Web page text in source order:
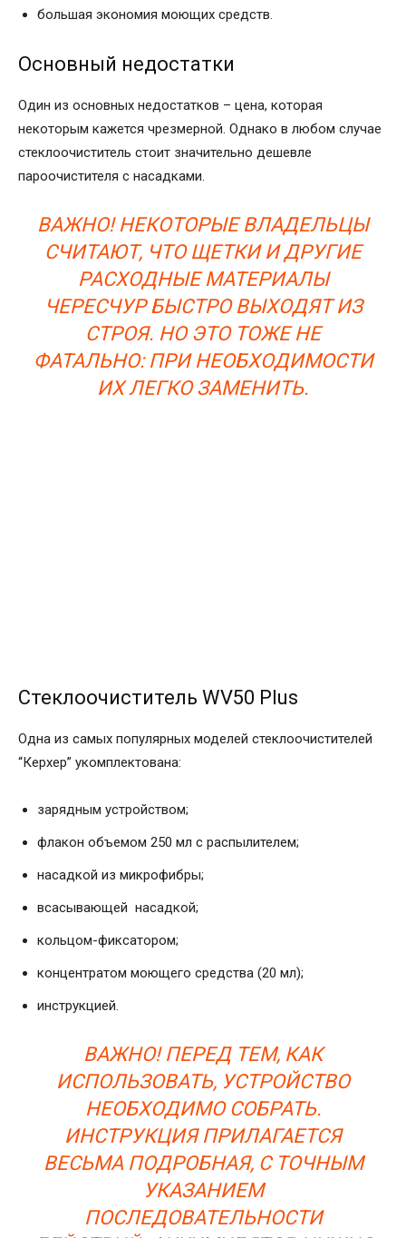
большая экономия моющих средств.
Основный недостатки
Один из основных недостатков – цена, которая
некоторым кажется чрезмерной. Однако в любом случае
стеклоочиститель стоит значительно дешевле
пароочистителя с насадками.
ВАЖНО! НЕКОТОРЫЕ ВЛАДЕЛЬЦЫ
СЧИТАЮТ, ЧТО ЩЕТКИ И ДРУГИЕ
РАСХОДНЫЕ МАТЕРИАЛЫ
ЧЕРЕСЧУР БЫСТРО ВЫХОДЯТ ИЗ
СТРОЯ. НО ЭТО ТОЖЕ НЕ
ФАТАЛЬНО: ПРИ НЕОБХОДИМОСТИ
ИХ ЛЕГКО ЗАМЕНИТЬ.
Стеклоочиститель WV50 Plus
Одна из самых популярных моделей стеклоочистителей
“Керхер” укомплектована:
зарядным устройством;
флакон объемом 250 мл с распылителем;
насадкой из микрофибры;
всасывающей насадкой;
кольцом-фиксатором;
концентратом моющего средства (20 мл);
инструкцией.
ВАЖНО! ПЕРЕД ТЕМ, КАК
ИСПОЛЬЗОВАТЬ, УСТРОЙСТВО
НЕОБХОДИМО СОБРАТЬ.
ИНСТРУКЦИЯ ПРИЛАГАЕТСЯ
ВЕСЬМА ПОДРОБНАЯ, С ТОЧНЫМ
УКАЗАНИЕМ
ПОСЛЕДОВАТЕЛЬНОСТИ